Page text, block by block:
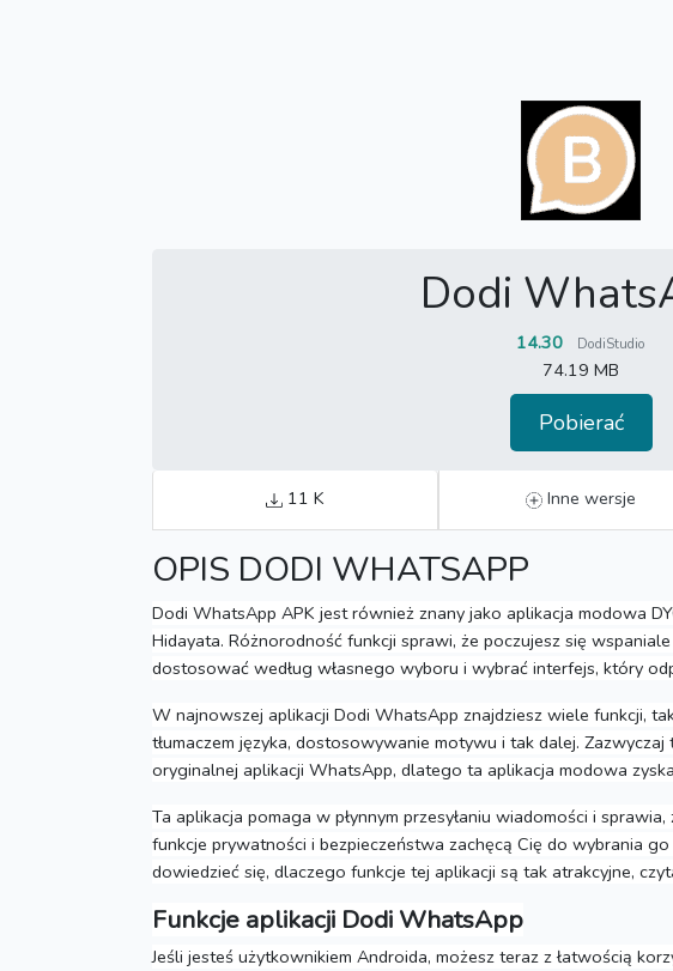
Dodi
14.30 DodiStudio
74.19 MB
Pobierać
11 K Inne wersje
OPIS DODI WHATSAPP
Dodi WhatsApp APK jest również znany jako aplikacja modowa
Hidayata. Różnorodność funkcji sprawi, że poczujesz się
dostosować według własnego wyboru i wybrać interfejs, który
W najnowszej aplikacji Dodi WhatsApp znajdziesz wiele funkcji,
tłumaczem języka, dostosowywanie motywu i tak dalej. Zazwyczaj
oryginalnej aplikacji WhatsApp, dlatego ta aplikacja modowa
Ta aplikacja pomaga w płynnym przesyłaniu wiadomości i sprawia,
funkcje prywatności i bezpieczeństwa zachęcą Cię do wybrania
dowiedzieć się, dlaczego funkcje tej aplikacji są tak atrakcyjne,
Funkcje aplikacji Dodi WhatsApp
Jeśli jesteś użytkownikiem Androida, możesz teraz z łatwością